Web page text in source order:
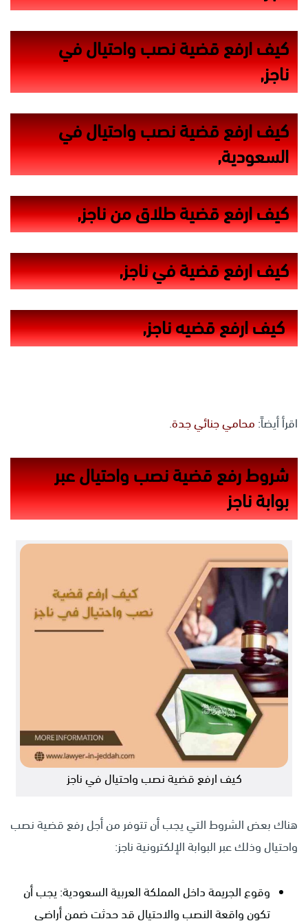
كيف ارفع قضية نصب واحتيال في
ناجز,
كيف ارفع قضية نصب واحتيال في
السعودية,
كيف ارفع قضية طلاق من ناجز,
كيف ارفع قضية في ناجز,
‏ كيف ارفع قضيه ناجز,
اقرأ أيضاً: محامي جنائي جدة.
شروط رفع قضية نصب واحتيال عبر
بوابة ناجز
كيف ارفع قضية نصب واحتيال في ناجز
هناك بعض الشروط التي يجب أن تتوفر من أجل رفع قضية نصب
واحتيال وذلك عبر البوابة الإلكترونية ناجز:
وقوع الجريمة داخل المملكة العربية السعودية: يجب أن
تكون واقعة النصب والاحتيال قد حدثت ضمن أراضي